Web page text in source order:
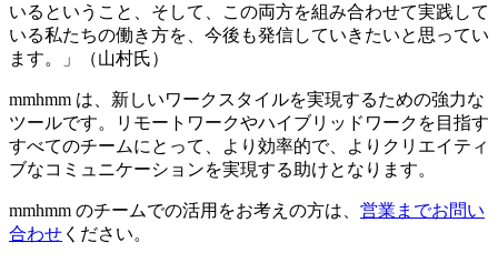
いるということ、そして、この両方を組み合わせて実践して
いる私たちの働き方を、今後も発信していきたいと思ってい
ます。」（山村氏）
mmhmm は、新しいワークスタイルを実現するための強力な
ツールです。リモートワークやハイブリッドワークを目指す
すべてのチームにとって、より効率的で、よりクリエイティ
ブなコミュニケーションを実現する助けとなります。
mmhmm のチームでの活用をお考えの方は、 営業までお問い
合わせ ください。